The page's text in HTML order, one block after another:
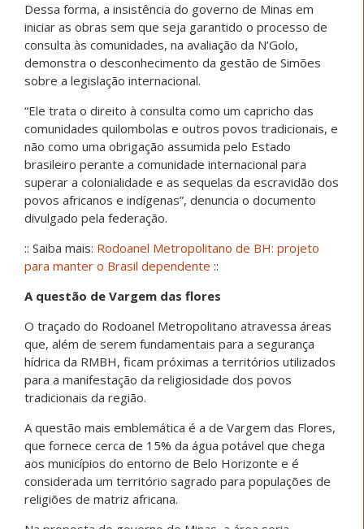
Dessa forma, a insistência do governo de Minas em
iniciar as obras sem que seja garantido o processo de
consulta às comunidades, na avaliação da N’Golo,
demonstra o desconhecimento da gestão de Simões
sobre a legislação internacional.
“Ele trata o direito à consulta como um capricho das
comunidades quilombolas e outros povos tradicionais, e
não como uma obrigação assumida pelo Estado
brasileiro perante a comunidade internacional para
superar a colonialidade e as sequelas da escravidão dos
povos africanos e indígenas”, denuncia o documento
divulgado pela federação.
:: Saiba mais: Rodoanel Metropolitano de BH: projeto
para manter o Brasil dependente ::
A questão de Vargem das flores
O traçado do Rodoanel Metropolitano atravessa áreas
que, além de serem fundamentais para a segurança
hídrica da RMBH, ficam próximas a territórios utilizados
para a manifestação da religiosidade dos povos
tradicionais da região.
A questão mais emblemática é a de Vargem das Flores,
que fornece cerca de 15% da água potável que chega
aos municípios do entorno de Belo Horizonte e é
considerada um território sagrado para populações de
religiões de matriz africana.